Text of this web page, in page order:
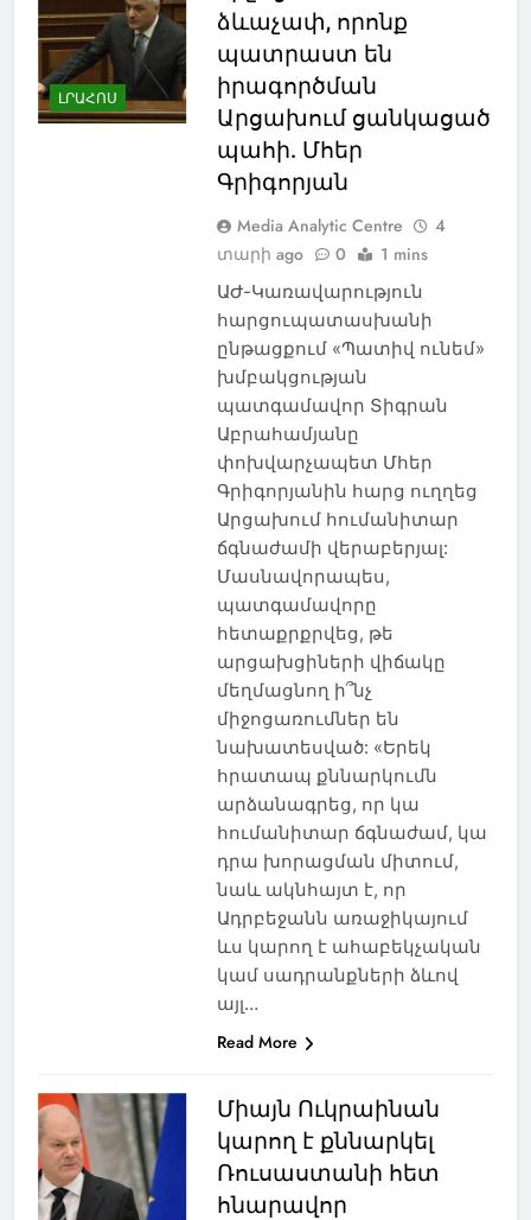
ԼՐԱՀՈՍ
ձևաչափ, որոնք
պատրաստ են
իրագործման
Արցախում ցանկացած
պահի. Մհեր
Գրիգորյան
Media Analytic Centre
4
տարի ago
0 1 mins
ԱԺ-Կառավարություն
հարցուպատասխանի
ընթացքում «Պատիվ ունեմ»
խմբակցության
պատգամավոր Տիգրան
Աբրահամյանը
փոխվարչապետ Մհեր
Գրիգորյանին հարց ուղղեց
Արցախում հումանիտար
ճգնաժամի վերաբերյալ:
Մասնավորապես,
պատգամավորը
հետաքրքրվեց, թե
արցախցիների վիճակը
մեղմացնող ի՞նչ
միջոցառումներ են
նախատեսված: «Երեկ
հրատապ քննարկումն
արձանագրեց, որ կա
հումանիտար ճգնաժամ, կա
դրա խորացման միտում,
նաև ակնհայտ է, որ
Ադրբեջանն առաջիկայում
ևս կարող է ահաբեկչական
կամ սադրանքների ձևով
այլ…
Read More
Միայն Ուկրաինան
կարող է քննարկել
Ռուսաստանի հետ
հնարավոր